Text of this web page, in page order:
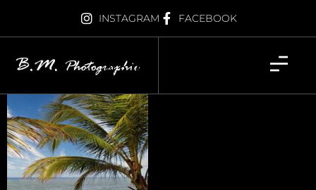
INSTAGRAM FACEBOOK
Iles du Salut –
Guyane